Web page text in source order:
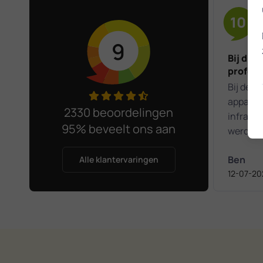
9
2330 beoordelingen
95% beveelt ons aan
Alle klantervaringen
10
Bij dit
Bij de
werden
steeds
Ben
12-07-